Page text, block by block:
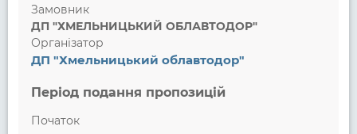
Замовник
ДП "ХМЕЛЬНИЦЬКИЙ ОБЛАВТОДОР"
Організатор
ДП "Хмельницький облавтодор"
Період подання пропозицій
Початок